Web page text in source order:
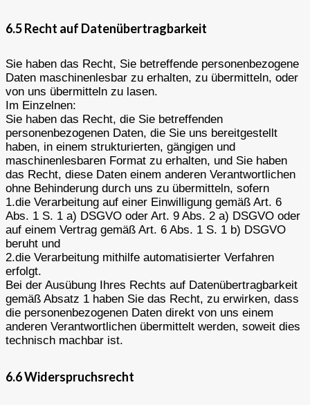
6.5 Recht auf Datenübertragbarkeit
Sie haben das Recht, Sie betreffende personenbezogene
Daten maschinenlesbar zu erhalten, zu übermitteln, oder
von uns übermitteln zu lasen.
Im Einzelnen:
Sie haben das Recht, die Sie betreffenden
personenbezogenen Daten, die Sie uns bereitgestellt
haben, in einem strukturierten, gängigen und
maschinenlesbaren Format zu erhalten, und Sie haben
das Recht, diese Daten einem anderen Verantwortlichen
ohne Behinderung durch uns zu übermitteln, sofern
1.die Verarbeitung auf einer Einwilligung gemäß Art. 6
Abs. 1 S. 1 a) DSGVO oder Art. 9 Abs. 2 a) DSGVO oder
auf einem Vertrag gemäß Art. 6 Abs. 1 S. 1 b) DSGVO
beruht und
2.die Verarbeitung mithilfe automatisierter Verfahren
erfolgt.
Bei der Ausübung Ihres Rechts auf Datenübertragbarkeit
gemäß Absatz 1 haben Sie das Recht, zu erwirken, dass
die personenbezogenen Daten direkt von uns einem
anderen Verantwortlichen übermittelt werden, soweit dies
technisch machbar ist.
6.6 Widerspruchsrecht